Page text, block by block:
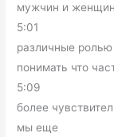
мужчин и женщин
5:01
различные
понимать что
5:09
более
мы еще